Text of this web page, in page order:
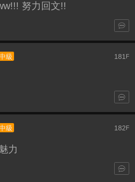
努力回文!!
181 F
級
182F
級
力